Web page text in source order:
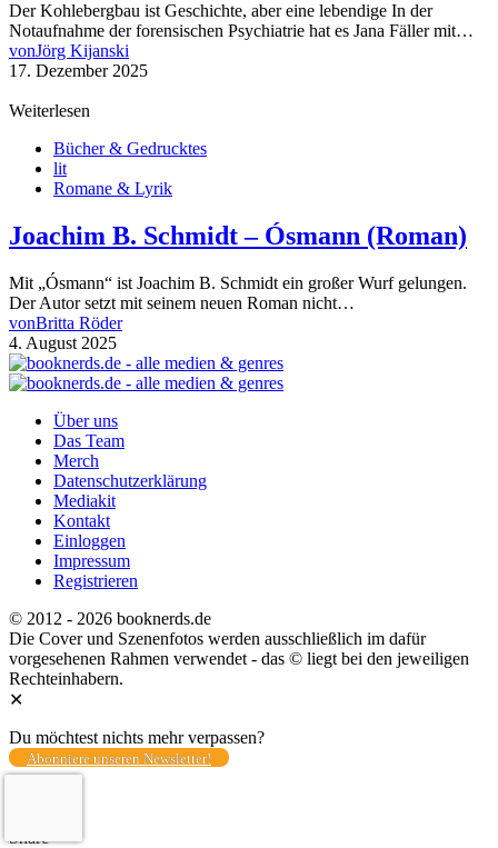
Der Kohlebergbau ist Geschichte, aber eine lebendige In der
Notaufnahme der forensischen Psychiatrie hat es Jana Fäller mit…
vonJörg Kijanski
17. Dezember 2025
Weiterlesen
Bücher & Gedrucktes
lit
Romane & Lyrik
Joachim B. Schmidt – Ósmann (Roman)
Mit „Ósmann“ ist Joachim B. Schmidt ein großer Wurf gelungen.
Der Autor setzt mit seinem neuen Roman nicht…
vonBritta Röder
4. August 2025
Über uns
Das Team
Merch
Datenschutzerklärung
Mediakit
Kontakt
Einloggen
Impressum
Registrieren
© 2012 - 2026 booknerds.de
Die Cover und Szenenfotos werden ausschließlich im dafür
vorgesehenen Rahmen verwendet - das © liegt bei den jeweiligen
Rechteinhabern.
✕
Du möchtest nichts mehr verpassen?
Abonniere unseren Newsletter!
Share